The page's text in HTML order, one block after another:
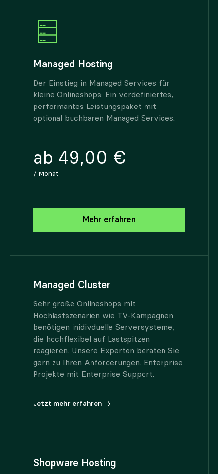
Managed Hosting
Der Einstieg in Managed Services für
kleine Onlineshops: Ein vordefiniertes,
performantes Leistungspaket mit
optional buchbaren Managed Services.
ab 49,00 €
/ Monat
Mehr erfahren
Managed Cluster
Sehr große Onlineshops mit
Hochlastszenarien wie TV-Kampagnen
benötigen inidivduelle Serversysteme,
die hochflexibel auf Lastspitzen
reagieren. Unsere Experten beraten Sie
gern zu Ihren Anforderungen. Enterprise
Projekte mit Enterprise Support.
Jetzt mehr erfahren
Shopware Hosting